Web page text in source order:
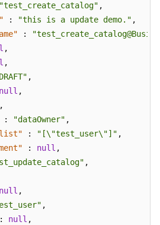
"test_create_catalog" ,
: "this is a update demo." ,
:
,
,
,
null ,
,
: "dataOwner" ,
: "[\"test_user\"]" ,
: null ,
,
null ,
,
: null ,